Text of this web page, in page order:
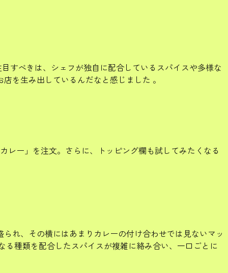
すべきは、シェフが独自に配合しているスパイスや多様な
を生み出しているんだなと感じました 。
レー」を注文。さらに、トッピング欄も試してみたくなる
れ、その横にはあまりカレーの付け合わせでは見ないマッ
種類を配合したスパイスが複雑に絡み合い、一口ごとに